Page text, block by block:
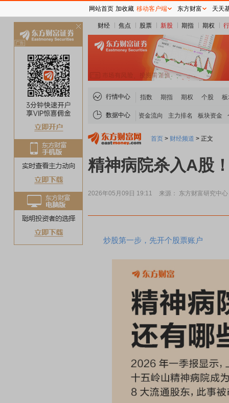
财经 焦点 股票 新股 期指 期权
行情中心 指数 期指 期权 个股
数据中心 资金流向 主力排名 板块资金
首页 > 财经频道 > 正文
精神病院杀入A股
2026年05月09日 19:11 来源： 东方财富研究中心
炒股第一步，先开个股票账户
网站首页 加收藏 移动客户端 东方财富 天天
关